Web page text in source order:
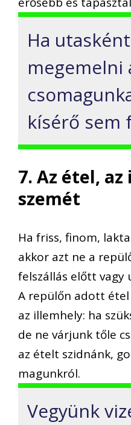
Ha
megemelni
kísérő sem
7. Az étel, az
szemét
Ha friss, finom,
akkor azt ne a
felszállás előtt
A repülőn adott
az illemhely: ha
de ne várjunk tőle
az ételt szidnánk,
magunkról.
Vegyünk